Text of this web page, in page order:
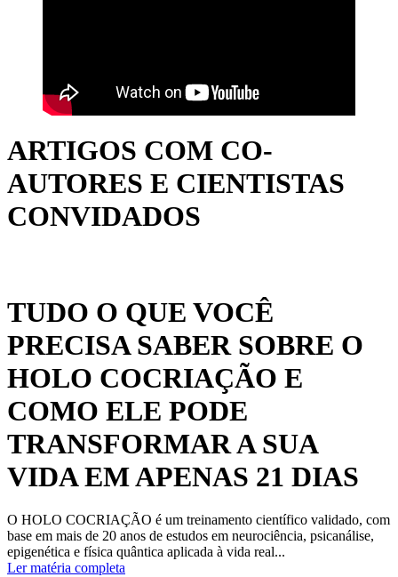
ARTIGOS COM CO-
AUTORES E CIENTISTAS
CONVIDADOS
TUDO O QUE VOCÊ
PRECISA SABER SOBRE O
HOLO COCRIAÇÃO E
COMO ELE PODE
TRANSFORMAR A SUA
VIDA EM APENAS 21 DIAS
O HOLO COCRIAÇÃO é um treinamento científico validado, com
base em mais de 20 anos de estudos em neurociência, psicanálise,
epigenética e física quântica aplicada à vida real...
Ler matéria completa